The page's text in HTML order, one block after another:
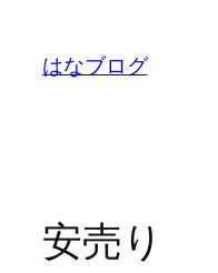
はなブログ
安売り